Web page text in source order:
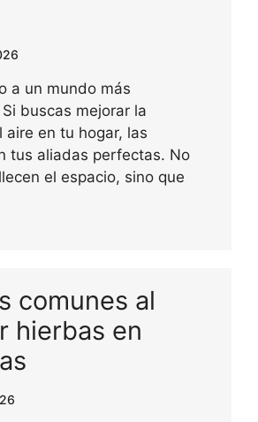
a un mundo más
buscas mejorar la
aire en tu hogar, las
tus aliadas perfectas. No
el espacio, sino que
comunes al
hierbas en